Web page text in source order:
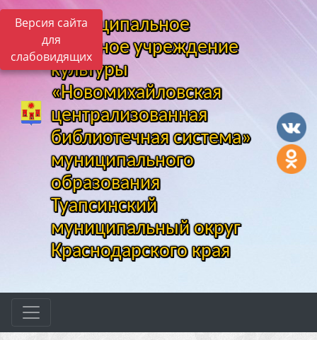
Версия сайта
для
слабовидящих
Муниципальное
казенное учреждение
культуры
«Новомихайловская
централизованная
библиотечная система»
муниципального
образования
Туапсинский
муниципальный округ
Краснодарского края